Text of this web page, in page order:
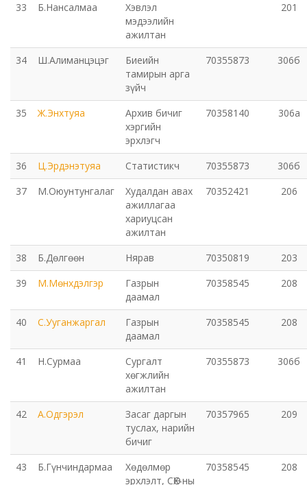
33 Б.Нансалмаа
Хэвлэл
мэдээлийн
ажилтан
201
34 Ш.Алиманцэцэг
Биеийн
тамирын арга
зүйч
70355873 306б
35 Ж.Энхтуяа
Архив бичиг
хэргийн
эрхлэгч
70358140 306а
36 Ц.Эрдэнэтуяа Статистикч 70355873
306б
37
М.Оюунтунгалаг
Худалдан авах
ажиллагаа
хариуцсан
ажилтан
70352421 206
38 Б.Дөлгөөн Нярав 70350819
203
39
М.Мөнхдэлгэр
Газрын
даамал
70358545 208
40 С.Ууганжаргал
Газрын
даамал
70358545 208
41 Н.Сурмаа
Сургалт
хөгжлийн
ажилтан
70355873 306б
42 А.Одгэрэл
Засаг даргын
туслах, нарийн
бичиг
70357965 209
43 Б.Гүнчиндармаа
Хөдөлмөр
эрхлэлт, СӨХ-ны
70358545 208